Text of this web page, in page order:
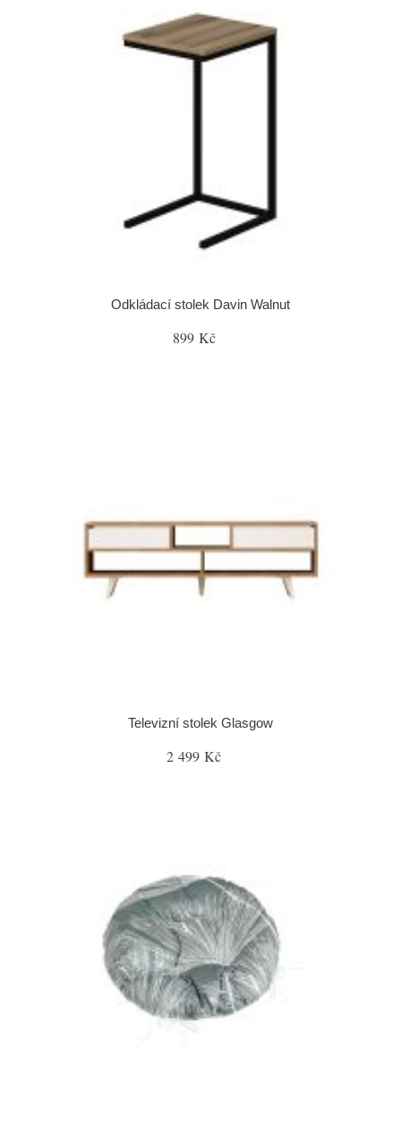
Odkládací stolek Davin Walnut
899 Kč
Televizní stolek Glasgow
2 499 Kč